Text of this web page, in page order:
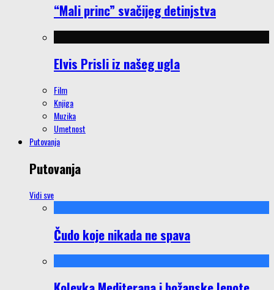
“Mali princ” svačijeg detinjstva
Elvis Prisli iz našeg ugla
Film
Knjiga
Muzika
Umetnost
Putovanja
Putovanja
Vidi sve
Čudo koje nikada ne spava